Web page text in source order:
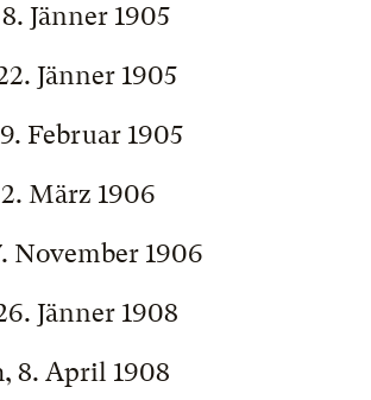
Jänner 1905
Jänner 1905
Februar 1905
März 1906
November 1906
Jänner 1908
8. April 1908